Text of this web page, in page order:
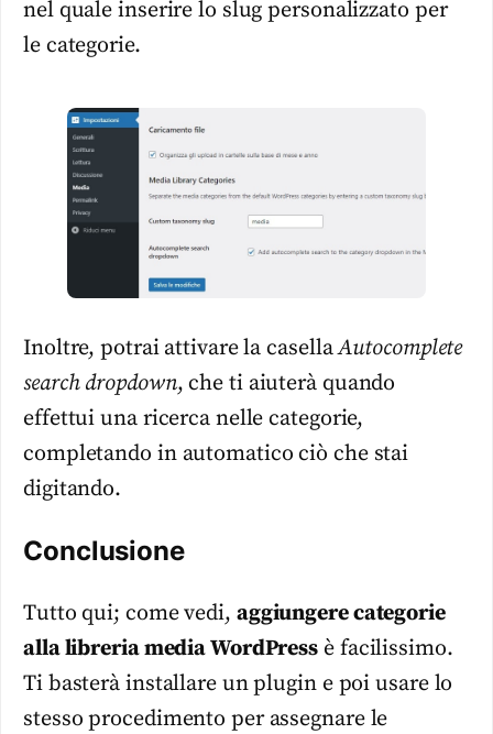
nel quale inserire lo slug personalizzato per
le categorie.
Inoltre, potrai attivare la casellaAutocomplete
search dropdown, che ti aiuterà quando
effettui una ricerca nelle categorie,
completando in automatico ciò che stai
digitando.
Conclusione
Tutto qui; come vedi, aggiungere categorie
alla libreria media WordPress è facilissimo.
Ti basterà installare un plugin e poi usare lo
stesso procedimento per assegnare le